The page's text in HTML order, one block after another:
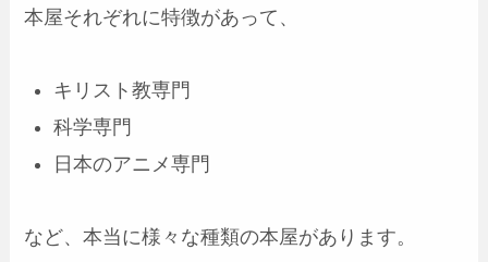
本屋それぞれに特徴があって、
キリスト教専門
科学専門
日本のアニメ専門
など、本当に様々な種類の本屋があります。